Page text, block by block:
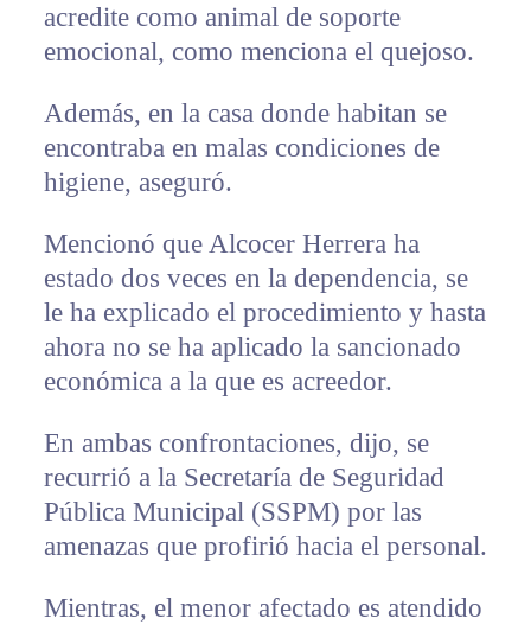
acredite como animal de soporte
emocional, como menciona el quejoso.
Además, en la casa donde habitan se
encontraba en malas condiciones de
higiene, aseguró.
Mencionó que Alcocer Herrera ha
estado dos veces en la dependencia, se
le ha explicado el procedimiento y hasta
ahora no se ha aplicado la sancionado
económica a la que es acreedor.
En ambas confrontaciones, dijo, se
recurrió a la Secretaría de Seguridad
Pública Municipal (SSPM) por las
amenazas que profirió hacia el personal.
Mientras, el menor afectado es atendido